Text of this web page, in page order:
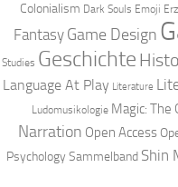
Colonialism Dark Souls Emoji
Fantasy Game Design
Studies Geschichte
Language At Play Literature
Ludomusikologie Magic: The
Narration Open Access
PsychologySammelband Shin